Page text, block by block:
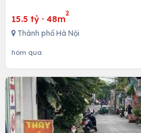
15.5 tỷ · 48m
2
Thành phố Hà Nội
hôm qua